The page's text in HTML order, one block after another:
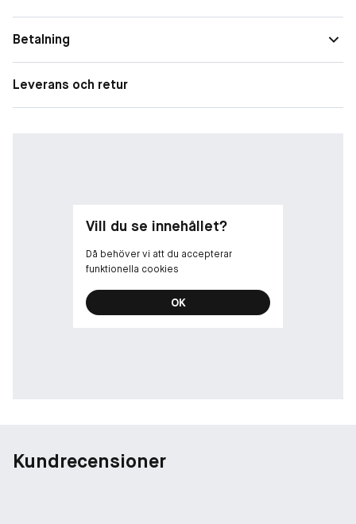
Betalning
Leverans och retur
Vill du se innehållet?
Då behöver vi att du accepterar
funktionella cookies
OK
Kundrecensioner